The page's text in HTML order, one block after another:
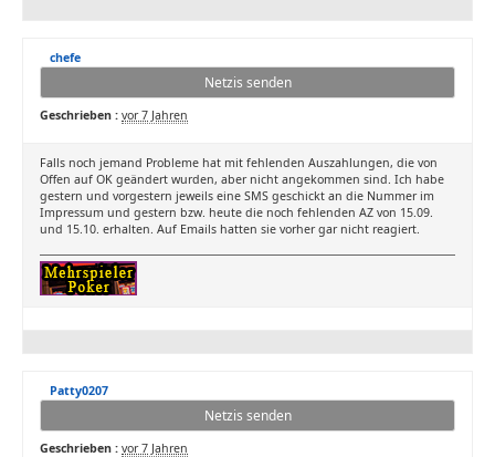
chefe
Netzis senden
Geschrieben : vor 7 Jahren
Falls noch jemand Probleme hat mit fehlenden Auszahlungen, die von
Offen auf OK geändert wurden, aber nicht angekommen sind. Ich habe
gestern und vorgestern jeweils eine SMS geschickt an die Nummer im
Impressum und gestern bzw. heute die noch fehlenden AZ von 15.09.
und 15.10. erhalten. Auf Emails hatten sie vorher gar nicht reagiert.
Patty0207
Netzis senden
Geschrieben : vor 7 Jahren